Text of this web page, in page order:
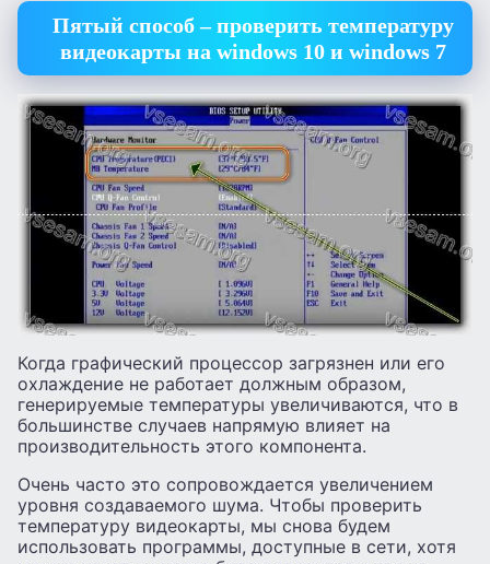
Пятый способ – проверить температуру
видеокарты на windows 10 и windows 7
Когда графический процессор загрязнен или его
охлаждение не работает должным образом,
генерируемые температуры увеличиваются, что в
большинстве случаев напрямую влияет на
производительность этого компонента.
Очень часто это сопровождается увеличением
уровня создаваемого шума. Чтобы проверить
температуру видеокарты, мы снова будем
использовать программы, доступные в сети, хотя